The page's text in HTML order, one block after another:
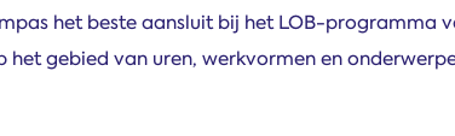
het beste aansluit bij het LOB-programma
gebied van uren, werkvormen en